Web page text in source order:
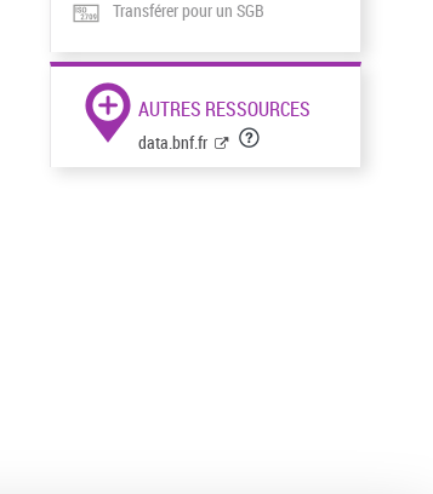
Transférer pour un SGB
AUTRES RESSOURCES
data.bnf.fr